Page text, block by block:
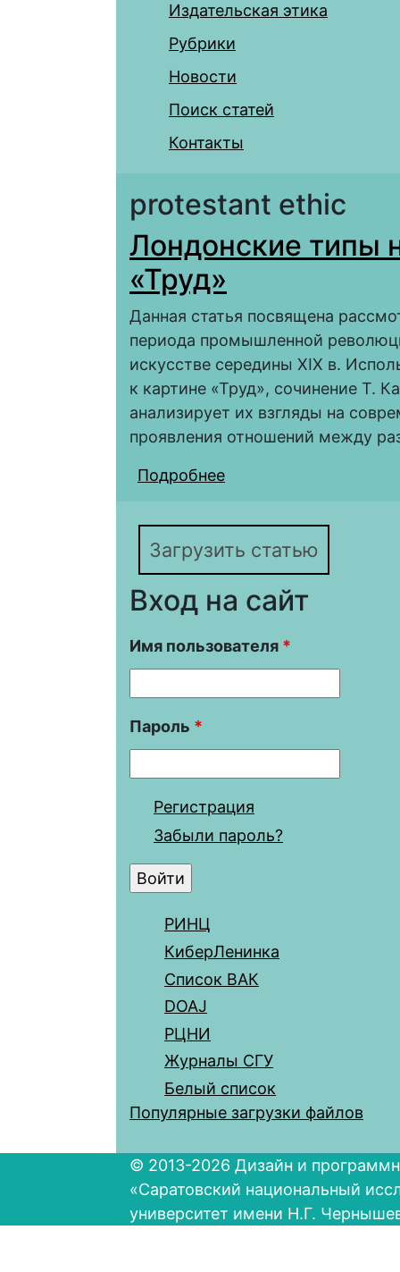
Издательская этика
Рубрики
Новости
Поиск статей
Контакты
protestant ethic
Лондонские типы
«Труд»
Данная статья посвящена
периода промышленной
искусстве середины XIX в.
к картине «Труд», сочинение Т.
анализирует их взгляды на
проявления отношений между
Подробнее
Загрузить статью
Вход на сайт
Имя пользователя *
Пароль *
Регистрация
Забыли пароль?
РИНЦ
КиберЛенинка
Список ВАК
DOAJ
РЦНИ
Журналы СГУ
Белый список
Популярные загрузки файлов
© 2013-2026 Дизайн и
«Саратовский национальный
университет имени Н.Г.